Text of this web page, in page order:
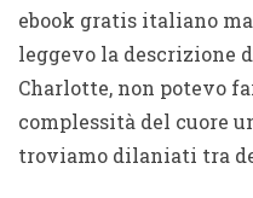
ebook gratis italiano
leggevo la descrizione
Charlotte, non potevo
complessità del cuore
troviamo dilaniati tra